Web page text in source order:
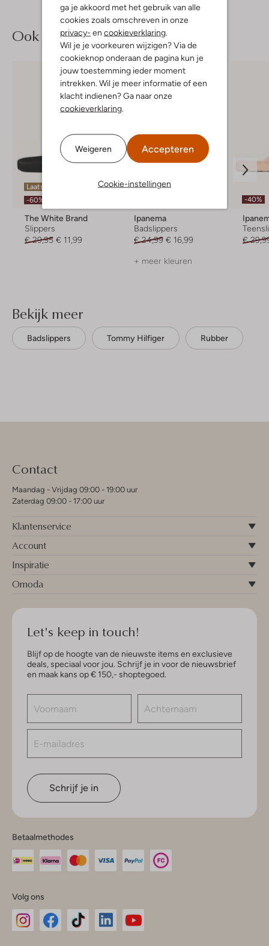
ga je akkoord met het gebruik van alle
cookies zoals omschreven in onze
privacy- en cookieverklaring.
Wil je je voorkeuren wijzigen? Via de
cookieknop onderaan de pagina kun je
jouw toestemming ieder moment
intrekken. Wil je meer informatie of een
klacht indienen? Ga naar onze
cookieverklaring.
Weigeren Accepteren
Cookie-instellingen
Ook iets voor jou?
Laatste item
-60%
The White Brand
Slippers
€ 29,95 € 11,99
Laatste item
Ipanema
Badslippers
€ 24,99 € 16,99
+ meer kleuren
-40%
€
Bekijk meer
Badslippers Tommy Hilfiger Rubber
Contact
Maandag - Vrijdag 09:00 - 19:00 uur
Zaterdag 09:00 - 17:00 uur
Klantenservice
Account
Inspiratie
Omoda
Let's keep in touch!
Blijf op de hoogte van de nieuwste items en exclusieve
deals, speciaal voor jou. Schrijf je in voor de nieuwsbrief
en maak kans op € 150,- shoptegoed.
Schrijf je in
Betaalmethodes
Volg ons